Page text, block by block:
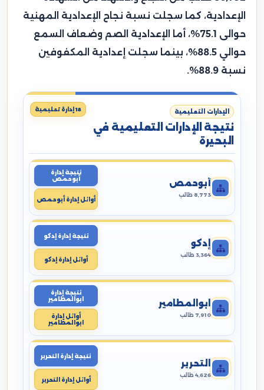
الإعدادية، كما سجلت نسبة نجاح الإعدادية المهنية
حوالى 75.1%، أما الإعدادية الصم وضعاف السمع
حوالي 88.5%، بينما سجلت إعدادية المكفوفين
نسبة 88.9%.
الإدارات التعليمية
نتيجة الإدارات التعليمية في
البحيرة
18 إدارة تعليمية
أبوحمص
8,773 طالب
نتيجة إدارة
أبوحمص
أوائل إدارة أبوحمص
إدكو
3,364 طالب
نتيجة إدارة إدكو
أوائل إدارة إدكو
ابوالمطامير
7,910 طالب
نتيجة إدارة
ابوالمطامير
أوائل إدارة
ابوالمطامير
التحرير
4,626 طالب
نتيجة إدارة التحرير
أوائل إدارة التحرير